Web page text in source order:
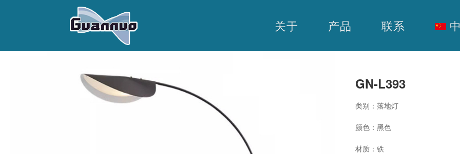
关于 产品 联系
GN-L393
类别：落地灯
颜色：黑色
材质：铁